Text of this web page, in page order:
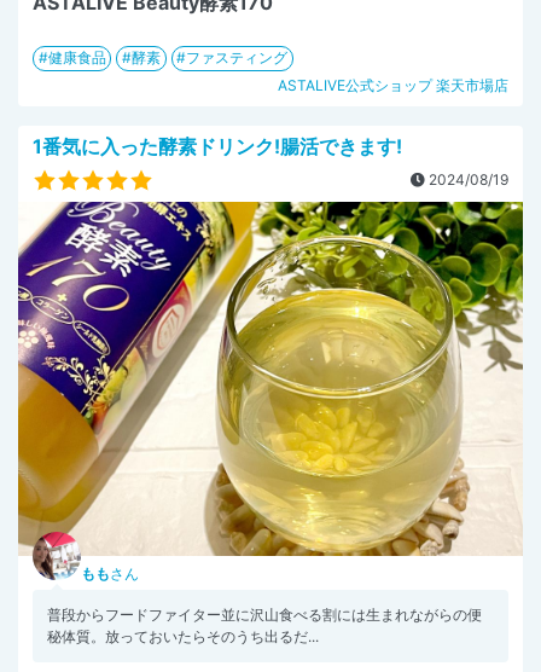
健康食品 酵素
ファスティング
ASTALIVE公式ショップ 楽天市場店
1番気に入った酵素ドリンク!腸活できます!
2024/08/19
ももさん
普段からフードファイター並に沢山食べる割には生まれながらの便
秘体質。放っておいたらそのうち出るだ...